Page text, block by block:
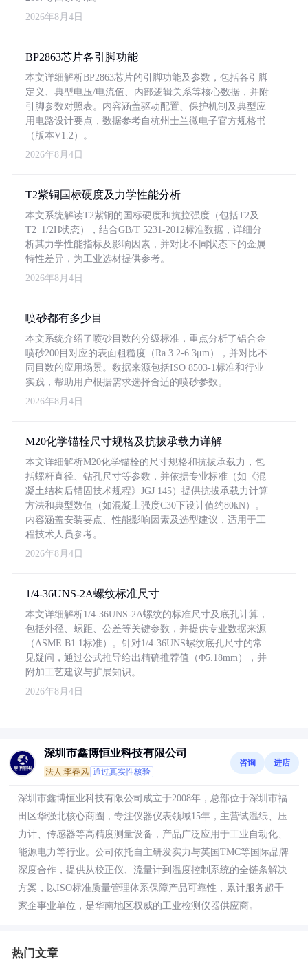
2026年8月4日
BP2863芯片各引脚功能
本文详细解析BP2863芯片的引脚功能及参数，包括各引脚
定义、典型电压/电流值、内部逻辑关系等核心数据，并附
引脚参数对照表。内容涵盖驱动配置、保护机制及典型应
用电路设计要点，数据参考自杭州士兰微电子官方规格书
（版本V1.2）。
2026年8月4日
T2紫铜国标硬度及力学性能分析
本文系统解读T2紫铜的国标硬度和抗拉强度（包括T2及
T2_1/2H状态），结合GB/T 5231-2012标准数据，详细分
析其力学性能指标及影响因素，并对比不同状态下的金属
特性差异，为工业选材提供参考。
2026年8月4日
喷砂都有多少目
本文系统介绍了喷砂目数的分级标准，重点分析了铝合金
喷砂200目对应的表面粗糙度（Ra 3.2-6.3μm），并对比不
同目数的应用场景。数据来源包括ISO 8503-1标准和行业
实践，帮助用户根据需求选择合适的喷砂参数。
2026年8月4日
M20化学锚栓尺寸规格及抗拔承载力详解
本文详细解析M20化学锚栓的尺寸规格和抗拔承载力，包
括螺杆直径、钻孔尺寸等参数，并依据专业标准（如《混
凝土结构后锚固技术规程》JGJ 145）提供抗拔承载力计算
方法和典型数值（如混凝土强度C30下设计值约80kN）。
内容涵盖安装要点、性能影响因素及选型建议，适用于工
程技术人员参考。
2026年8月4日
1/4-36UNS-2A螺纹标准尺寸
本文详细解析1/4-36UNS-2A螺纹的标准尺寸及底孔计算，
包括外径、螺距、公差等关键参数，并提供专业数据来源
（ASME B1.1标准）。针对1/4-36UNS螺纹底孔尺寸的常
见疑问，通过公式推导给出精确推荐值（Φ5.18mm），并
附加工艺建议与扩展知识。
2026年8月4日
深圳市鑫博恒业科技有限公司
法人:李春风 通过真实性核验
咨询 进店
深圳市鑫博恒业科技有限公司成立于2008年，总部位于深圳市福
田区华强北核心商圈，专注仪器仪表领域15年，主营试温纸、压
力计、传感器等高精度测量设备，产品广泛应用于工业自动化、
能源电力等行业。公司依托自主研发实力与英国TMC等国际品牌
深度合作，提供从校正仪、流量计到温度控制系统的全链条解决
方案，以ISO标准质量管理体系保障产品可靠性，累计服务超千
家企事业单位，是华南地区权威的工业检测仪器供应商。
热门文章